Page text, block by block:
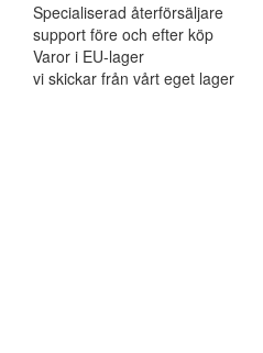
Specialiserad återförsäljare
support före och efter köp
Varor i EU-lager
vi skickar från vårt eget lager